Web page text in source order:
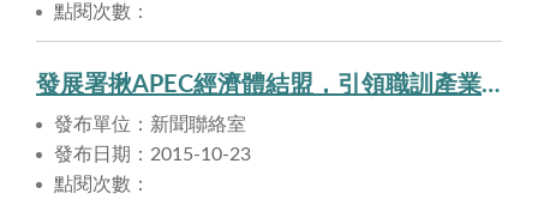
點閱次數：
發展署揪APEC經濟體結盟，引領職訓產業邁向國際。
發布單位：新聞聯絡室
發布日期：2015-10-23
點閱次數：